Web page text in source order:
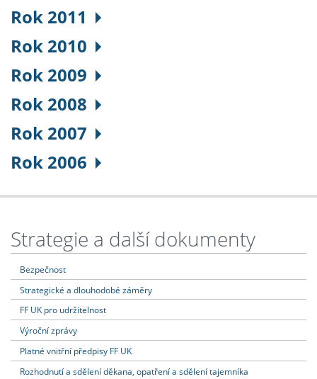
Rok 2011
Rok 2010
Rok 2009
Rok 2008
Rok 2007
Rok 2006
Strategie a další dokumenty
Bezpečnost
Strategické a dlouhodobé záměry
FF UK pro udržitelnost
Výroční zprávy
Platné vnitřní předpisy FF UK
Rozhodnutí a sdělení děkana, opatření a sdělení tajemníka